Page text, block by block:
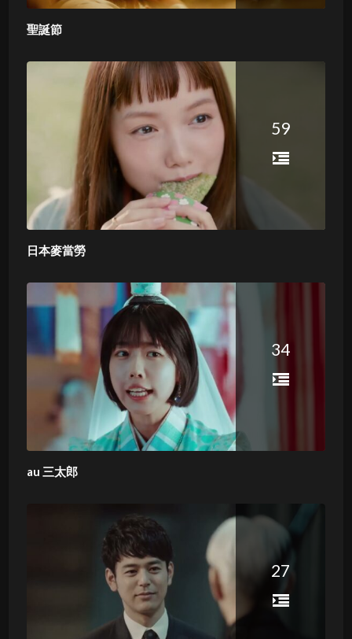
聖誕節
59
日本麥當勞
34
au 三太郎
27